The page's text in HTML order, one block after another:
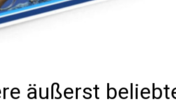
äußerst